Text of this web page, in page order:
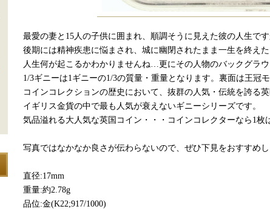
最愛の妻と15人の子供に囲まれ、順調そうに見えた彼の人生です
後期には精神疾患に悩まされ、城に幽閉されたまま一生を終えた
人生何が起こるかわかりませんね…更にその人物のバックグラ
1/3ギニーは1ギニーの1/3の質量・重量となります。裏面は王冠
コインコレクションの歴史において、抜群の人気・伝統を誇る英
イギリス金貨の中で最も人気が衰えないギニーシリーズです。
気品溢れる大人気な英国コイン・・・コインコレクターなら1
写真ではなかなか良さが伝わらないので、ぜひ下見をおすすめし
直径:17mm
重量:約2.78g
品位:金(K22;917/1000)